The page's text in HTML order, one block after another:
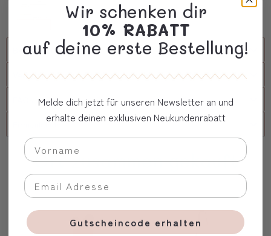
Kostbare Verpackung
Beschreibung
Versand
Firmenkunde
Oft zusammen gekauft
Wir schenken dir
10% RABATT
auf deine erste Bestellung!
Melde dich jetzt für unseren Newsletter an und
erhalte deinen exklusiven Neukundenrabatt
Gutscheincode erhalten